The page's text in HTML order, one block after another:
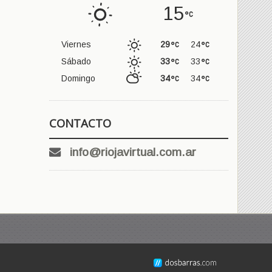
15
Viernes 24
29
Sábado
33
33
Domingo
34
34
CONTACTO
info@riojavirtual.com.ar